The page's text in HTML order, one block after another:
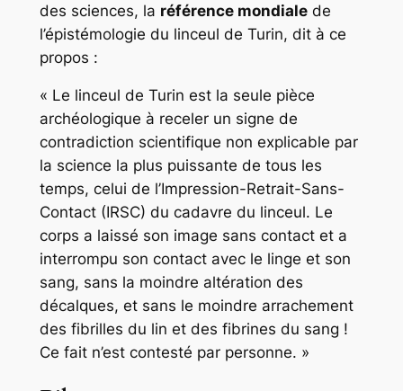
des sciences, la référence mondialede
l’épistémologie du linceul de Turin, dit à ce
propos :
« Le linceul de Turin est la seule pièce
archéologique à receler un signe de
contradiction scientifique non explicable par
la science la plus puissante de tous les
temps, celui de l’Impression-Retrait-Sans-
Contact (IRSC) du cadavre du linceul. Le
corps a laissé son image sans contact et a
interrompu son contact avec le linge et son
sang, sans la moindre altération des
décalques, et sans le moindre arrachement
des fibrilles du lin et des fibrines du sang !
Ce fait n’est contesté par personne. »